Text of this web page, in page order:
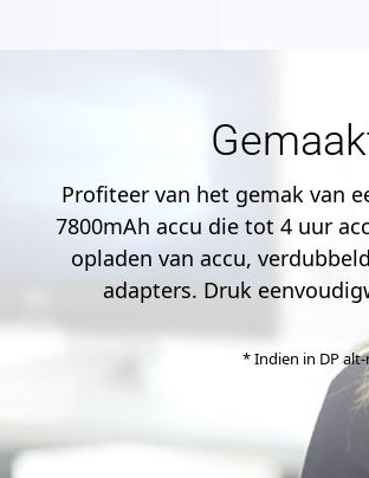
Profiteer van het gemak van
7800mAh accu die tot 4 uur
opladen van accu,
adapters. Druk
* Indien in DP